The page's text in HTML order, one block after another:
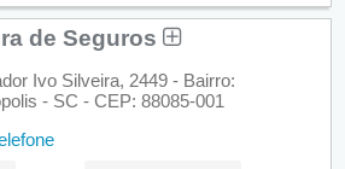
de Seguros
Ivo Silveira, 2449 - Bairro:
- SC - CEP: 88085-001